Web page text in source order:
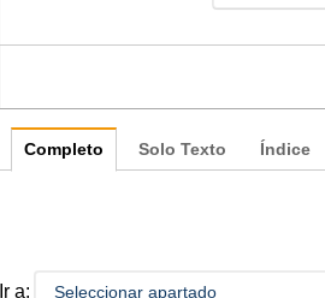
Completo Solo Texto Índice
Ir a: Seleccionar apartado